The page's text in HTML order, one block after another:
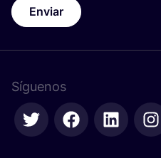
Enviar
Síguenos